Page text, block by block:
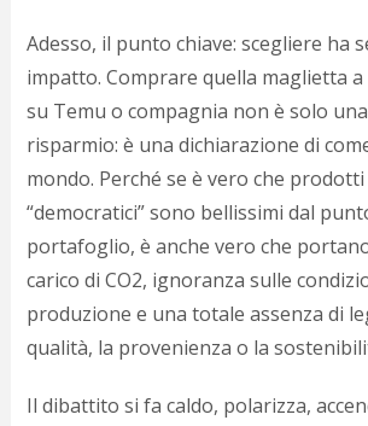
Adesso, il punto chiave: scegliere ha
impatto. Comprare quella maglietta
su Temu o compagnia non è solo
risparmio: è una dichiarazione di
mondo. Perché se è vero che prodotti
“democratici” sono bellissimi dal
portafoglio, è anche vero che
carico di CO2, ignoranza sulle
produzione e una totale assenza di
qualità, la provenienza o la
Il dibattito si fa caldo, polarizza,